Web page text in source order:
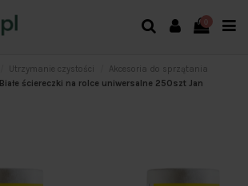
Utrzymanie czystości
Akcesoria do sprzątania
Białe ściereczki na rolce uniwersalne 250szt Jan